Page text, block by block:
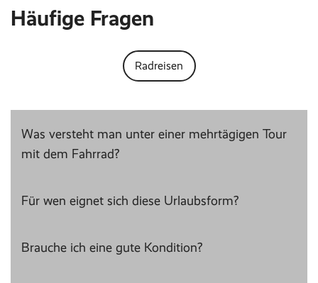
Häufige Fragen
Radreisen
Was versteht man unter einer mehrtägigen Tour
mit dem Fahrrad?
Für wen eignet sich diese Urlaubsform?
Brauche ich eine gute Kondition?